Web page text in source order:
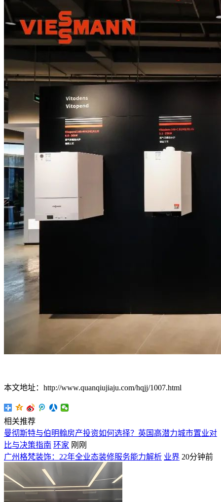
本文地址：http://www.quanqiujiaju.com/hqjj/1007.html
相关推荐
曼彻斯特与伯明翰房产投资如何选择？英国高潜力城市置业对
比与决策指南 环家 刚刚
广州格梵装饰：22年全业态装修服务能力解析 业界 20分钟前